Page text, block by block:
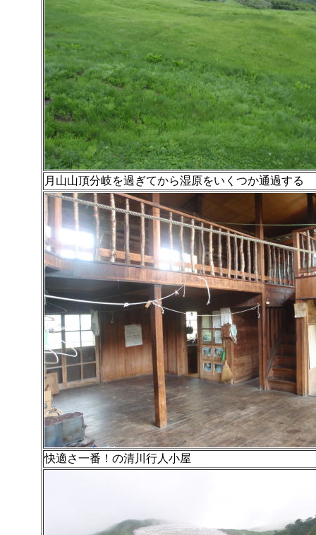
月山山頂分岐を過ぎてから湿原をいくつか通過する
快適さ一番！の清川行人小屋